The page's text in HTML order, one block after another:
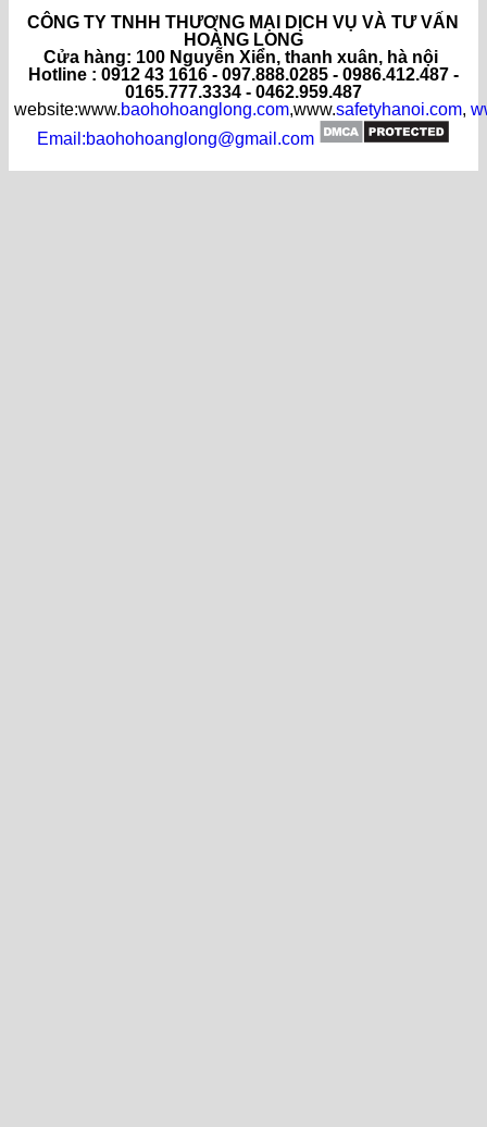
CÔNG TY TNHH THƯƠNG MẠI DỊCH VỤ VÀ TƯ VẤN
HOÀNG LONG
Cửa hàng: 100 Nguyễn Xiển, thanh xuân, hà nội
Hotline : 0912 43 1616 - 097.888.0285 - 0986.412.487 -
0165.777.3334 - 0462.959.487
website:www.baohohoanglong.com,www.safetyhanoi.com,
Email:baohohoanglong@gmail.com